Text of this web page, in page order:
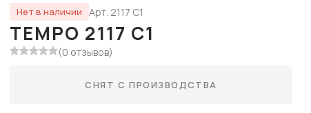
Нет в наличии Арт. 2117 C1
TEMPO 2117 C1
(0 отзывов)
СНЯТ С ПРОИЗВОДСТВА